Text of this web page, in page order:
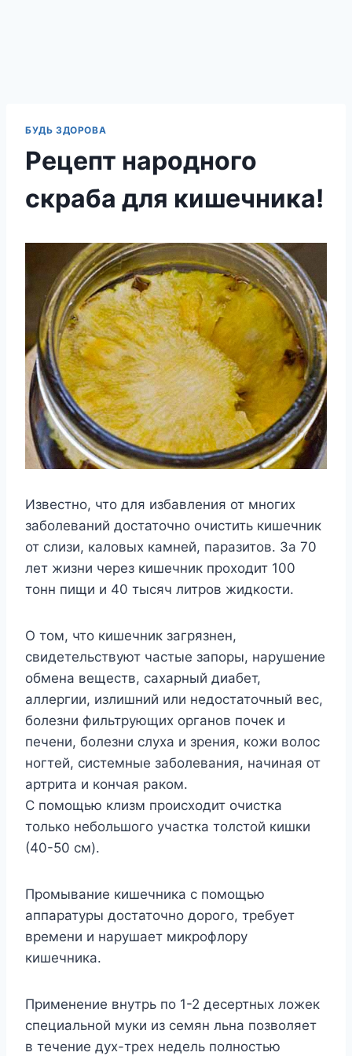
БУДЬ ЗДОРОВА
Рецепт народного
скраба для кишечника!
Известно, что для избавления от многих
заболеваний достаточно очистить кишечник
от слизи, каловых камней, паразитов. За 70
лет жизни через кишечник проходит 100
тонн пищи и 40 тысяч литров жидкости.
О том, что кишечник загрязнен,
свидетельствуют частые запоры, нарушение
обмена веществ, сахарный диабет,
аллергии, излишний или недостаточный вес,
болезни фильтрующих органов почек и
печени, болезни слуха и зрения, кожи волос
ногтей, системные заболевания, начиная от
артрита и кончая раком.
С помощью клизм происходит очистка
только небольшого участка толстой кишки
(40-50 см).
Промывание кишечника с помощью
аппаратуры достаточно дорого, требует
времени и нарушает микрофлору
кишечника.
Применение внутрь по 1-2 десертных ложек
специальной муки из семян льна позволяет
в течение дух-трех недель полностью